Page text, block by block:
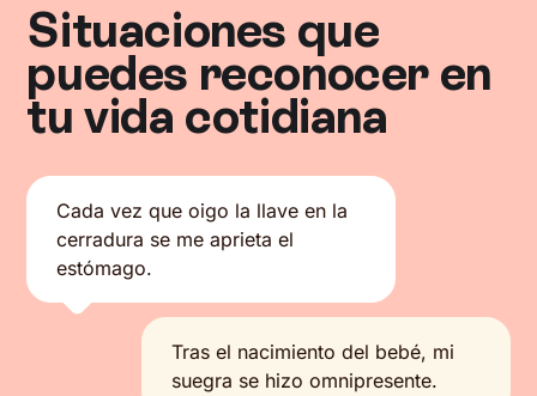
Situaciones que
puedes reconocer en
tu vida cotidiana
Cada vez que oigo la llave en la
cerradura se me aprieta el
estómago.
Tras el nacimiento del bebé, mi
suegra se hizo omnipresente.